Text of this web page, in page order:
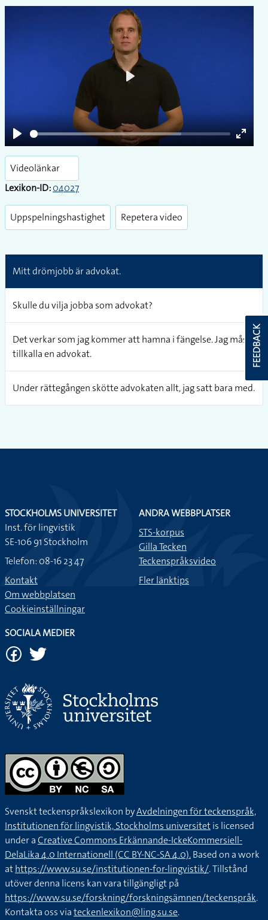
Play
Enter
Videolänkar
Lexikon-ID:04027
Uppspelningshastighet Repetera video
Mitt drömjobb är advokat.
Skulle du vilja jobba som advokat?
Det verkar som jag kommer att hamna i fängelse. Jag måste
tillkalla en advokat.
Under rättegången skötte advokaten allt, jag satt bara med.
FEEDBACK
STOCKHOLMS UNIVERSITET
Inst. för lingvistik
SE-106 91 Stockholm
Telefon: 08-16 23 47
Kontakt
Om webbplatsen
Cookieinställningar
ANDRA WEBBPLATSER
STS-korpus
Gilla Tecken
Teckenspråksvideo
Fler länktips
SOCIALA MEDIER
Svenskt teckenspråkslexikon byAvdelningen för teckenspråk,
Institutionen för lingvistik, Stockholms universitetis licensed
under aCreative Commons Erkännande-IckeKommersiell-
DelaLika 4.0 Internationell (CC BY-NC-SA 4.0).Based on a work
athttps://www.su.se/institutionen-for-lingvistik/. Tillstånd
utöver denna licens kan vara tillgängligt på
https://www.su.se/forskning/forskningsämnen/teckenspråk.
Kontakta oss viateckenlexikon@ling.su.se.